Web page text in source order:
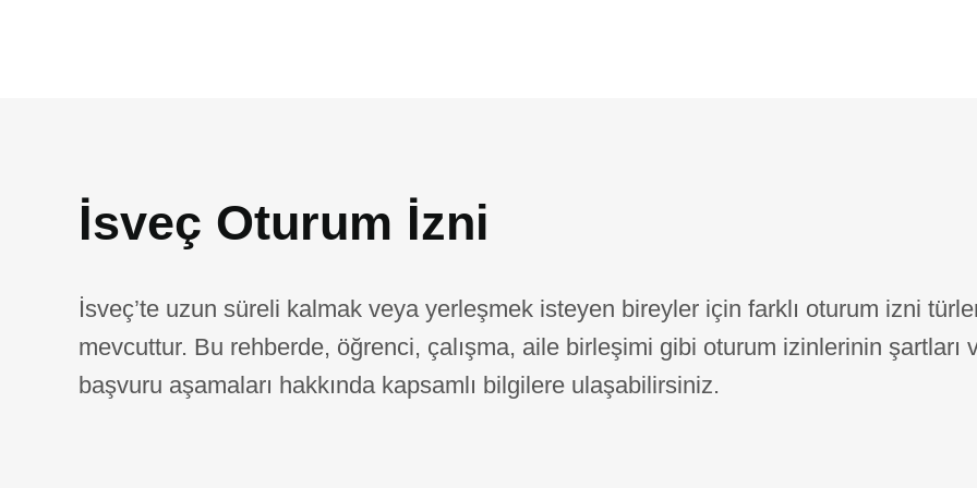
İsveç Oturum İzni
İsveç’te uzun süreli kalmak veya yerleşmek isteyen bireyler için farklı oturum izni
mevcuttur. Bu rehberde, öğrenci, çalışma, aile birleşimi gibi oturum izinlerinin şartları
başvuru aşamaları hakkında kapsamlı bilgilere ulaşabilirsiniz.